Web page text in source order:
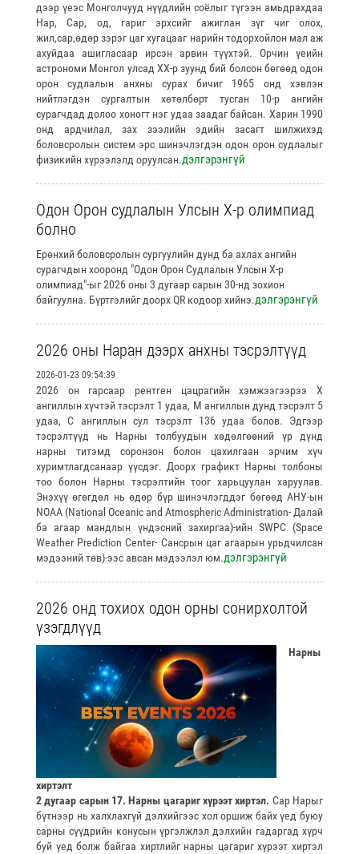
дээр үеэс Монголчууд нүүдлийн соёлыг түгээн амьдрахдаа
Нар, Сар, од, гариг эрхсийг ажиглан зүг чиг олох,
жил,сар,өдөр зэрэг цаг хугацааг нарийн тодорхойлон мал аж
ахуйдаа ашигласаар ирсэн арвин түүхтэй. Орчин үеийн
астрономи Монгол улсад ХХ-р зуунд бий болсон бөгөөд одон
орон судлалын анхны сурах бичиг 1965 онд хэвлэн
нийтлэгдэн сургалтын хөтөлбөрт тусган 10-р ангийн
сурагчдад долоо хоногт нэг удаа заадаг байсан. Харин 1990
онд ардчилал, зах зээлийн эдийн засагт шилжихэд
боловсролын систем эрс шинэчлэгдэн одон орон судлалыг
физикийн хүрээлэлд оруулсан.дэлгэрэнгүй
Одон Орон судлалын Улсын Х-р олимпиад
болно
Ерөнхий боловсролын сургуулийн дунд ба ахлах ангийн
сурагчдын хооронд "Одон Орон Судлалын Улсын X-р
олимпиад"-ыг 2026 оны 3 дугаар сарын 30-нд зохион
байгуулна. Бүртгэлийг доорх QR кодоор хийнэ.дэлгэрэнгүй
2026 оны Наран дээрх анхны тэсрэлтүүд
2026-01-23 09:54:39
2026 он гарсаар рентген цацрагийн хэмжээгээрээ Х
ангиллын хүчтэй тэсрэлт 1 удаа, М ангиллын дунд тэсрэлт 5
удаа, С ангиллын сул тэсрэлт 136 удаа болов. Эдгээр
тэсрэлтүүд нь Нарны толбуудын хөдөлгөөний үр дүнд
нарны титэмд соронзон болон цахилгаан эрчим хүч
хуримтлагдсанаар үүсдэг. Доорх графикт Нарны толбоны
тоо болон Нарны тэсрэлтийн тоог харьцуулан харуулав.
Энэхүү өгөгдөл нь өдөр бүр шинэчлэгддэг бөгөөд АНУ-ын
NOAA (National Oceanic and Atmospheric Administration- Далай
ба агаар мандлын үндэсний захиргаа)-ийн SWPC (Space
Weather Prediction Center- Сансрын цаг агаарын урьдчилсан
мэдээний төв)-ээс авсан мэдээлэл юм.дэлгэрэнгүй
2026 онд тохиох одон орны сонирхолтой
үзэгдлүүд
Нарны
хиртэлт
2 дугаар сарын 17. Нарны цагариг хүрээт хиртэл. Сар Нарыг
бүтнээр нь халхлахгүй дэлхийгээс хол оршиж байх үед буюу
сарны сүүдрийн конусын үргэлжлэл дэлхийн гадаргад хүрч
буй үед болж байгаа хиртлийг нарны цагариг хүрээт хиртэл